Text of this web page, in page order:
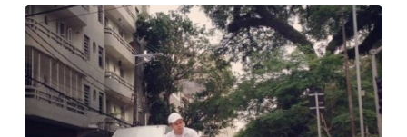
bicicletas
como
serviço
essencial